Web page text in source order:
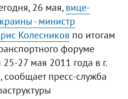
26 мая,вице-
- министр
Колесников по итогам
форуме
27 мая 2011 года в г.
сообщает пресс-служба